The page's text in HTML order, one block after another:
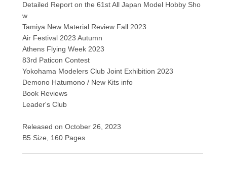
Detailed Report on the 61st All Japan Model Hobby Sho
w
Tamiya New Material Review Fall 2023
Air Festival 2023 Autumn
Athens Flying Week 2023
83rd Paticon Contest
Yokohama Modelers Club Joint Exhibition 2023
Demono Hatumono / New Kits info
Book Reviews
Leader's Club
Released on October 26, 2023
B5 Size, 160 Pages